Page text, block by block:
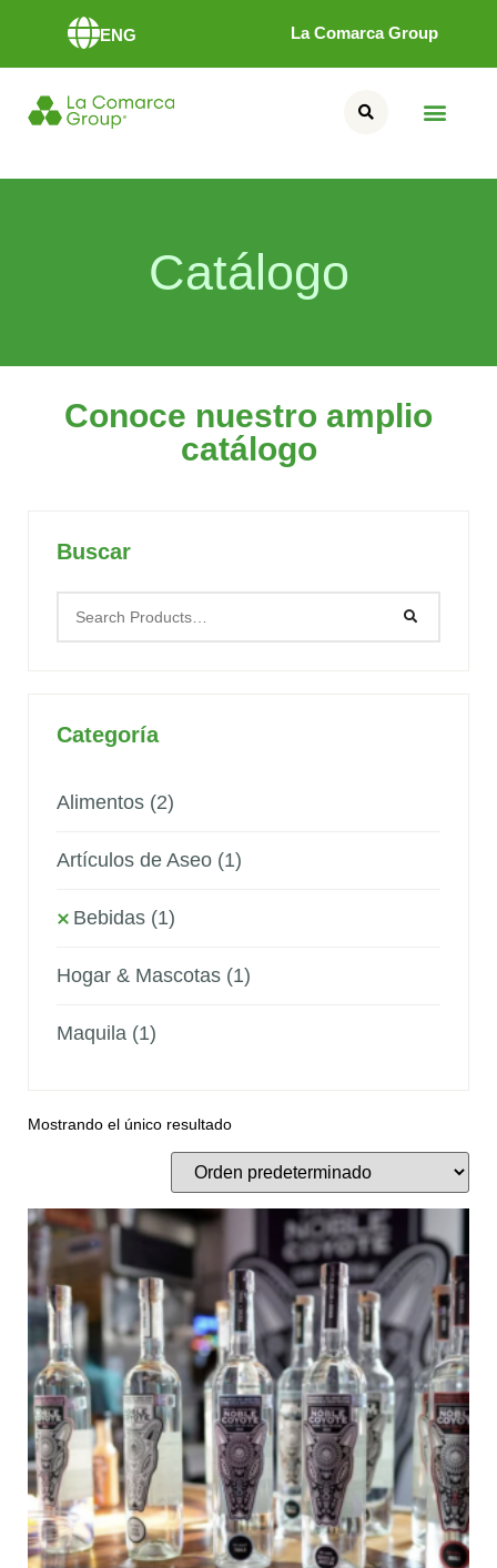
ENG La Comarca Group
Catálogo
Conoce nuestro amplio
catálogo
Buscar
Categoría
Alimentos (2)
Artículos de Aseo (1)
Bebidas (1)
Hogar & Mascotas (1)
Maquila (1)
Mostrando el único resultado